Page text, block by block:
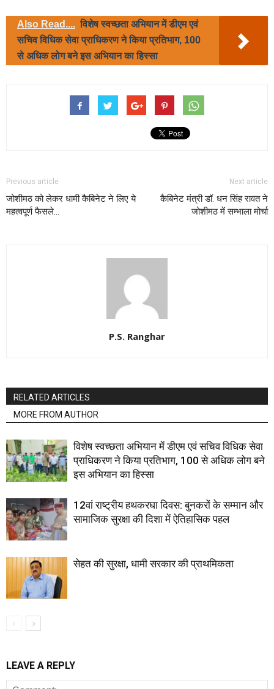
Also Read.... विशेष स्वच्छता अभियान में डीएम एवं
सचिव विधिक सेवा प्राधिकरण ने किया प्रतिभाग, 100
से अधिक लोग बने इस अभियान का हिस्सा
Previous article
जोशीमठ को लेकर धामी कैबिनेट ने लिए ये
महत्वपूर्ण फैसले…
Next article
कैबिनेट मंत्री डॉ. धन सिंह रावत ने
जोशीमठ में सम्भाला मोर्चा
P.S. Ranghar
RELATED ARTICLES
MORE FROM AUTHOR
विशेष स्वच्छता अभियान में डीएम एवं सचिव विधिक सेवा
प्राधिकरण ने किया प्रतिभाग, 100 से अधिक लोग बने
इस अभियान का हिस्सा
12वां राष्ट्रीय हथकरघा दिवस: बुनकरों के सम्मान और
सामाजिक सुरक्षा की दिशा में ऐतिहासिक पहल
सेहत की सुरक्षा, धामी सरकार की प्राथमिकता
LEAVE A REPLY